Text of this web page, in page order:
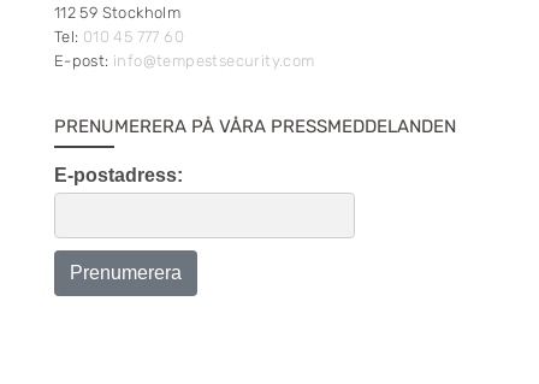
112 59 Stockholm
Tel: 010 45 777 60
E-post: info@tempestsecurity.com
PRENUMERERA PÅ VÅRA PRESSMEDDELANDEN